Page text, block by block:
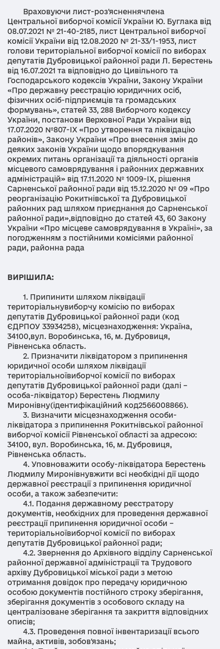
Враховуючи лист-роз'ясненнячлена
Центральної виборчої комісії України Ю. Буглака від
08.07.2021 № 21-40-2185, лист Центральної виборчої
комісії України від 12.08.2020 № 21-33/1-1953, лист
голови територіальної виборчої комісії по виборах
депутатів Дубровицької районної ради Л. Берестень
від 16.07.2021 та відповідно до Цивільного та
Господарського кодексів України, Закону України
«Про державну реєстрацію юридичних осіб,
фізичних осіб-підприємців та громадських
формувань», статей 33, 288 Виборчого кодексу
України, постанови Верховної Ради України від
17.07.2020 №807-IХ «Про утворення та ліквідацію
районів», Закону України «Про внесення змін до
деяких законів України щодо впорядкування
окремих питань організації та діяльності органів
місцевого самоврядування і районних державних
адміністрацій» від 17.11.2020 № 1009-IX, рішення
Сарненської районної ради від 15.12.2020 № 09 «Про
реорганізацію Рокитнівської та Дубровицької
районних рад шляхом приєднання до Сарненської
районної ради»,відповідно до статей 43, 60 Закону
України «Про місцеве самоврядування в Україні», за
погодженням з постійними комісіями районної
ради, районна рада
ВИРІШИЛА:
1. Припинити шляхом ліквідації
територіальнувиборчу комісію по виборах
депутатів Дубровицької районної ради (код
ЄДРПОУ 33934258), місцезнаходження: Україна,
34100,вул. Воробинська, 16, м. Дубровиця,
Рівненська область.
2. Призначити ліквідатором з припинення
юридичної особи шляхом ліквідації
територіальноївиборчої комісії по виборах
депутатів Дубровицької районної ради (далі –
особа-ліквідатор) Берестень Людмилу
Миронівну(ідентифікаційний код2566008866).
3. Визначити місцезнаходження особи-
ліквідатора з припинення Рокитнівської районної
виборчої комісії Рівненської області за адресою:
34100, вул. Воробинська, 16, м. Дубровиця,
Рівненська область.
4. Уповноважити особу-ліквідатора Берестень
Людмилу Миронівнувжити всі необхідні дії щодо
державної реєстрації з припинення юридичної
особи, а також забезпечити:
4.1. Подання державному реєстратору
документів, необхідних для проведення державної
реєстрації припинення юридичної особи –
територіальноївиборчої комісії по виборах
депутатів Дубровицької районної ради;
4.2. Звернення до Архівного відділу Сарненської
районної державної адміністрації та Трудового
архіву Дубровицької міської ради з метою
отримання довідок про передачу юридичною
особою документів постійного строку зберігання,
зберігання документів з особового складу на
централізоване зберігання та закриття відповідних
описів;
4.3. Проведення повної інвентаризації всього
майна, активів, зобов'язань;